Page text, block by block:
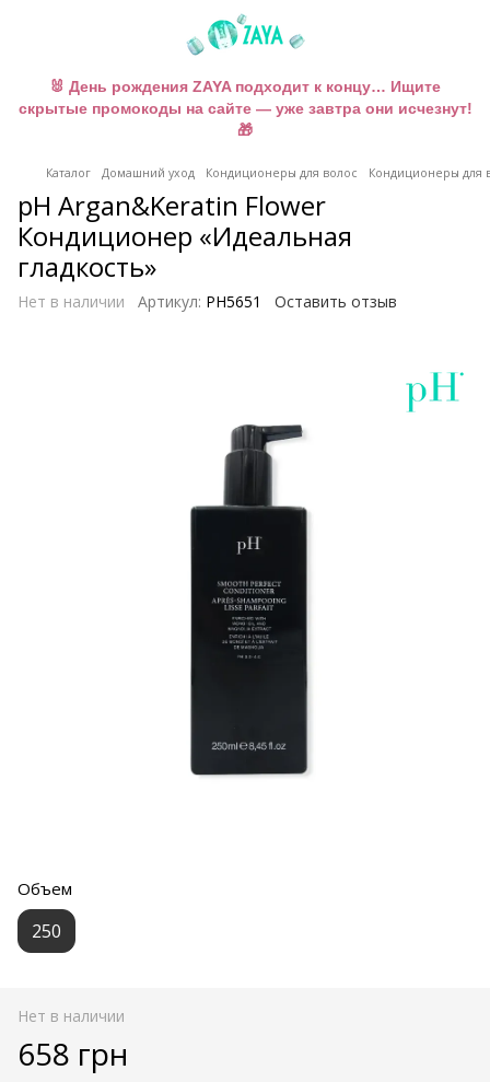
🐰 День рождения ZAYA подходит к концу… Ищите
скрытые промокоды на сайте — уже завтра они исчезнут!
🎁
Каталог Домашний уход Кондиционеры для волос Кондиционеры для
pH Argan&Keratin Flower
Кондиционер «Идеальная
гладкость»
Нет в наличии Артикул: PH5651 Оставить отзыв
Объем
250
Нет в наличии
658 грн